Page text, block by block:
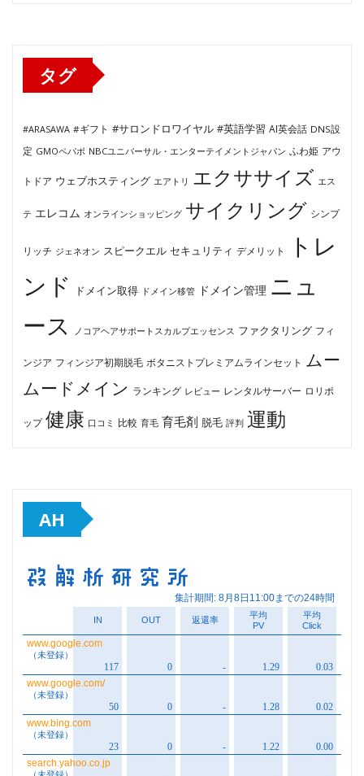
タグ
#ARASAWA #ギフト #サロンドロワイヤル #英語学習 AI英会話 DNS設
定 GMOペパボ NBCユニバーサル・エンターテイメントジャパン ふわ姫 アウ
トドア ウェブホスティング エアトリ エクササイズ エス
テ エレコム オンラインショッピング サイクリング シンプ
リッチ ジェネオン スピークエル セキュリティ デメリット
トレ
ンド
ドメイン取得 ドメイン移管 ドメイン管理 ニュ
ース
ノコアヘアサポートスカルプエッセンス ファクタリング フィ
ンジア フィンジア初期脱毛 ボタニストプレミアムラインセット ムー
ムードメイン ランキング レビュー レンタルサーバー ロリポ
ップ 健康 口コミ 比較 育毛 育毛剤 脱毛 評判 運動
AH